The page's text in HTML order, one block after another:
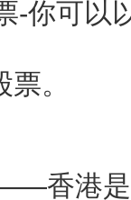
-你可以
。
香港